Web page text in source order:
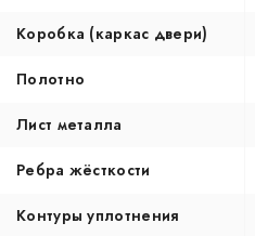
Коробка (каркас двери)
Полотно
Лист металла
Ребра жёсткости
Контуры уплотнения